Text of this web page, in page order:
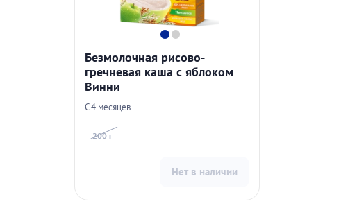
Безмолочная рисово-
гречневая каша с яблоком
Винни
С 4 месяцев
200 г
Нет в наличии